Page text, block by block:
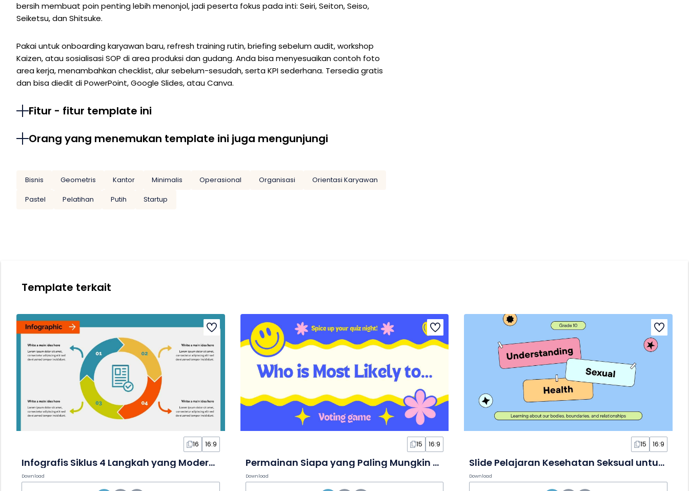
bersih membuat poin penting lebih menonjol, jadi peserta fokus pada inti: Seiri, Seiton, Seiso,
Seiketsu, dan Shitsuke.
Pakai untuk onboarding karyawan baru, refresh training rutin, briefing sebelum audit, workshop
Kaizen, atau sosialisasi SOP di area produksi dan gudang. Anda bisa menyesuaikan contoh foto
area kerja, menambahkan checklist, alur sebelum-sesudah, serta KPI sederhana. Tersedia gratis
dan bisa diedit di PowerPoint, Google Slides, atau Canva.
Fitur - fitur template ini
Orang yang menemukan template ini juga mengunjungi
Bisnis Geometris Kantor Minimalis Operasional Organisasi
Orientasi Karyawan
Pastel
Pelatihan Putih Startup
Template terkait
16 16:9
Infografis Siklus 4 Langkah yang Modern dan Berani
Download
15 16:9
Permainan Siapa yang Paling Mungkin dalam Slide yang Animatif
Download
15 16:9
Slide Pelajaran Kesehatan Seksual untuk SMA
Download